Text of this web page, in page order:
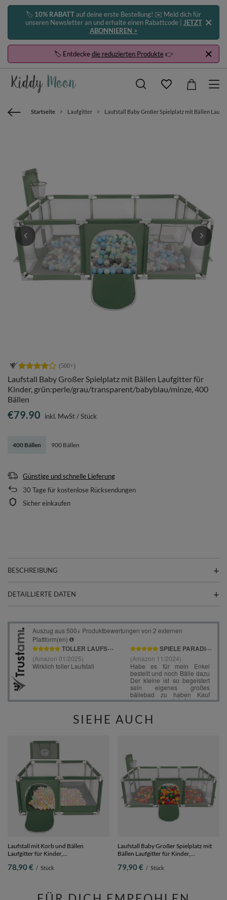
🏷️ 10% RABATTauf deine erste Bestellung! ✉️ Meld dich für
unseren Newsletter an und erhalte einen Rabattcode | JETZT
ABONNIEREN >
🏷️ Entdeckedie reduzierten Produkte👉
Startseite Laufgitter Laufstall Baby Großer Spielplatz mit Bällen
Laufstall Baby Großer Spielplatz mit Bällen Laufgitter für
Kinder, grün:perle/grau/transparent/babyblau/minze, 400
Bällen
400 Bällen 900 Bällen
€79.90 inkl. MwSt/Stück
Günstige und schnelle Lieferung
30 Tage für kostenlose Rücksendungen
Sicher einkaufen
BESCHREIBUNG
DETAILLIERTE DATEN
SIEHE AUCH
Laufstall mit Korb und Bällen
Laufgitter für Kinder,
400 Bälle
78,90 € / Stück
Laufstall Baby Großer Spielplatz mit
Bällen Laufgitter für Kinder,
Bällen
79,90 € / Stück